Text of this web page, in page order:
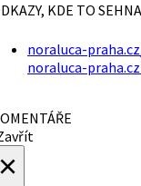
KDE TO
noraluca-
noraluca-